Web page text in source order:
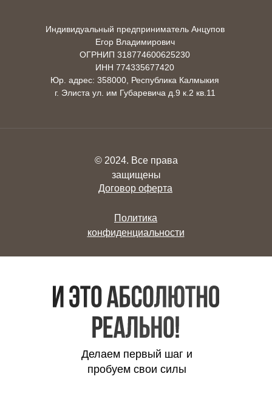
© 2024. Все права
защищены
Политика
конфиденциальности
Договор оферта
Индивидуальный предприниматель Анцупов
Егор Владимирович
ОГРНИП 318774600625230
ИНН 774335677420
Юр. адрес: 358000, Республика Калмыкия
г. Элиста ул. им Губаревича д.9 к.2 кв.11
Делаем первый шаг и
пробуем свои силы